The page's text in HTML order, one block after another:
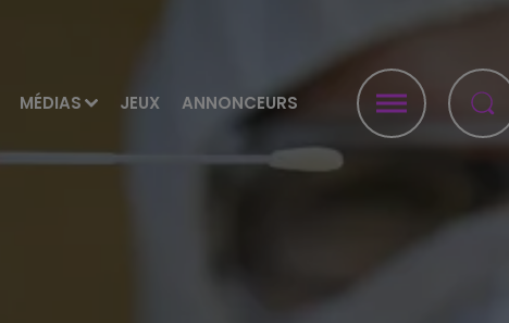
MÉDIAS JEUX ANNONCEURS